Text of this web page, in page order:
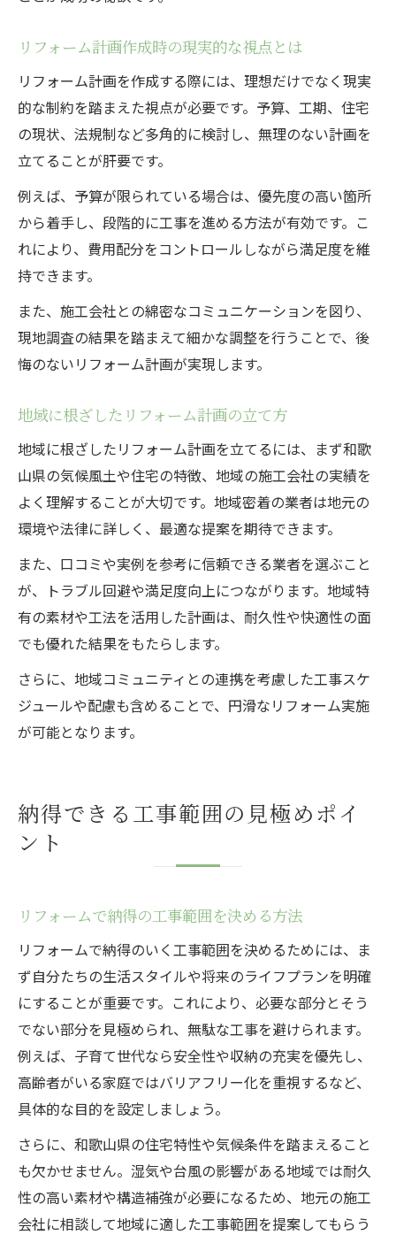
リフォーム計画作成時の現実的な視点とは
リフォーム計画を作成する際には、理想だけでなく現実
的な制約を踏まえた視点が必要です。予算、工期、住宅
の現状、法規制など多角的に検討し、無理のない計画を
立てることが肝要です。
例えば、予算が限られている場合は、優先度の高い箇所
から着手し、段階的に工事を進める方法が有効です。こ
れにより、費用配分をコントロールしながら満足度を維
持できます。
また、施工会社との綿密なコミュニケーションを図り、
現地調査の結果を踏まえて細かな調整を行うことで、後
悔のないリフォーム計画が実現します。
地域に根ざしたリフォーム計画の立て方
地域に根ざしたリフォーム計画を立てるには、まず和歌
山県の気候風土や住宅の特徴、地域の施工会社の実績を
よく理解することが大切です。地域密着の業者は地元の
環境や法律に詳しく、最適な提案を期待できます。
また、口コミや実例を参考に信頼できる業者を選ぶこと
が、トラブル回避や満足度向上につながります。地域特
有の素材や工法を活用した計画は、耐久性や快適性の面
でも優れた結果をもたらします。
さらに、地域コミュニティとの連携を考慮した工事スケ
ジュールや配慮も含めることで、円滑なリフォーム実施
が可能となります。
納得できる工事範囲の見極めポイ
ント
リフォームで納得の工事範囲を決める方法
リフォームで納得のいく工事範囲を決めるためには、ま
ず自分たちの生活スタイルや将来のライフプランを明確
にすることが重要です。これにより、必要な部分とそう
でない部分を見極められ、無駄な工事を避けられます。
例えば、子育て世代なら安全性や収納の充実を優先し、
高齢者がいる家庭ではバリアフリー化を重視するなど、
具体的な目的を設定しましょう。
さらに、和歌山県の住宅特性や気候条件を踏まえること
も欠かせません。湿気や台風の影響がある地域では耐久
性の高い素材や構造補強が必要になるため、地元の施工
会社に相談して地域に適した工事範囲を提案してもらう